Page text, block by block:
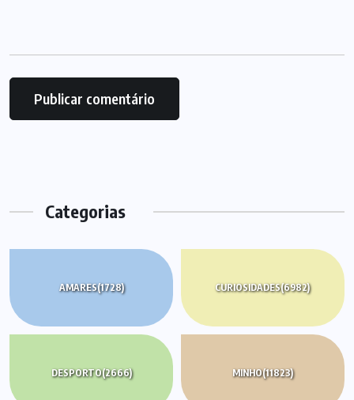
Categorias
AMARES(1728) CURIOSIDADES(6982)
DESPORTO(2666) MINHO(11823)